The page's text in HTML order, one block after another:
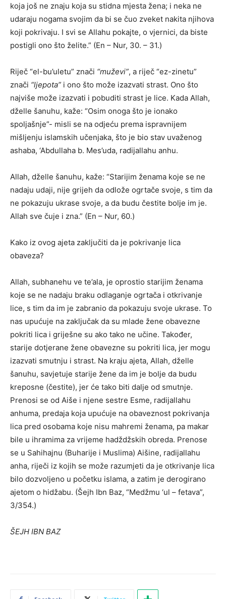
koja još ne znaju koja su stidna mjesta žena; i neka ne
udaraju nogama svojim da bi se čuo zveket nakita njihova
koji pokrivaju. I svi se Allahu pokajte, o vjernici, da biste
postigli ono što želite.” (En – Nur, 30. – 31.)
Riječ “el-bu’uletu” znači “muževi”, a riječ “ez-zinetu”
znači “ljepota” i ono što može izazvati strast. Ono što
najviše može izazvati i pobuditi strast je lice. Kada Allah,
dželle šanuhu, kaže: “Osim onoga što je ionako
spoljašnje”- misli se na odjeću prema ispravnijem
mišljenju islamskih učenjaka, što je bio stav uvaženog
ashaba, ‘Abdullaha b. Mes’uda, radijallahu anhu.
Allah, dželle šanuhu, kaže: “Starijim ženama koje se ne
nadaju udaji, nije grijeh da odlože ogrtače svoje, s tim da
ne pokazuju ukrase svoje, a da budu čestite bolje im je.
Allah sve čuje i zna.” (En – Nur, 60.)
Kako iz ovog ajeta zaključiti da je pokrivanje lica
obaveza?
Allah, subhanehu ve te’ala, je oprostio starijim ženama
koje se ne nadaju braku odlaganje ogrtača i otkrivanje
lice, s tim da im je zabranio da pokazuju svoje ukrase. To
nas upućuje na zaključak da su mlade žene obavezne
pokriti lica i griješne su ako tako ne učine. Također,
starije dotjerane žene obavezne su pokriti lica, jer mogu
izazvati smutnju i strast. Na kraju ajeta, Allah, dželle
šanuhu, savjetuje starije žene da im je bolje da budu
kreposne (čestite), jer će tako biti dalje od smutnje.
Prenosi se od Aiše i njene sestre Esme, radijallahu
anhuma, predaja koja upućuje na obaveznost pokrivanja
lica pred osobama koje nisu mahremi ženama, pa makar
bile u ihramima za vrijeme hadždžskih obreda. Prenose
se u Sahihajnu (Buharije i Muslima) Aišine, radijallahu
anha, riječi iz kojih se može razumjeti da je otkrivanje lica
bilo dozvoljeno u početku islama, a zatim je derogirano
ajetom o hidžabu. (Šejh Ibn Baz, “Medžmu ‘ul – fetava”,
3/354.)
ŠEJH IBN BAZ